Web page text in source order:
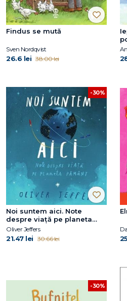
Findus se mută
Sven Nordqvist
26.6 lei 38.00 lei
-30%
Noi suntem aici. Note
despre viață pe planeta
Pământ
Oliver Jeffers
21.47 lei 30.66 lei
-30%